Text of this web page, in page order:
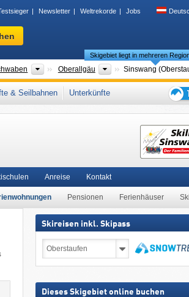
Newsletter Weltrekorde Jobs
Bezirke
Oberallgäu Landkreise
Skigebiet liegt in mehreren
Sinswang
, Meilenweiss Allgäu , Südbayern Süddeutschland,
& Seilbahnen
Unterkünfte
den
Pensionen Ferienhäuser
Anreise Kontakt
Skireisen inkl. Skipass
inkl.
Dieses Skigebiet online buchen